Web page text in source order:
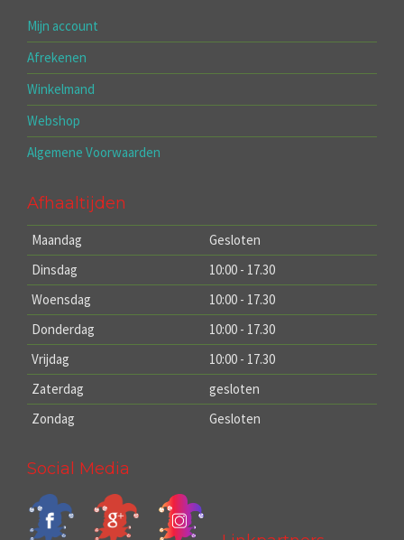
Mijn account
Afrekenen
Winkelmand
Webshop
Algemene Voorwaarden
Afhaaltijden
Maandag
Gesloten
Dinsdag
10:00 - 17.30
Woensdag
10:00 - 17.30
Donderdag
10:00 - 17.30
Vrijdag
10:00 - 17.30
Zaterdag
gesloten
Zondag
Gesloten
Social Media